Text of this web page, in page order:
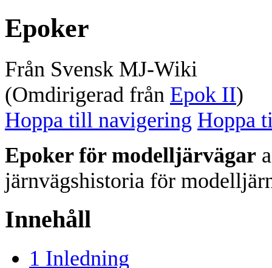
Epoker
Från Svensk MJ-Wiki
(Omdirigerad från Epok II)
Hoppa till navigering Hoppa
Epoker för modelljärvägar
järnvägshistoria för
Innehåll
1 Inledning